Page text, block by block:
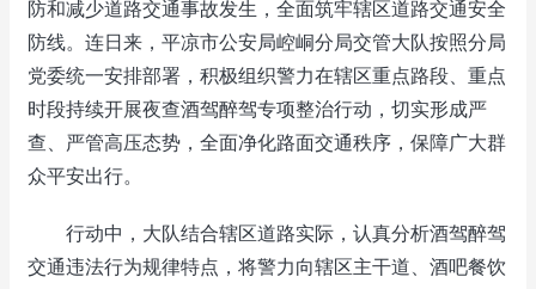
防和减少道路交通事故发生，全面筑牢辖区道路交通安全
防线。连日来，平凉市公安局崆峒分局交管大队按照分局
党委统一安排部署，积极组织警力在辖区重点路段、重点
时段持续开展夜查酒驾醉驾专项整治行动，切实形成严
查、严管高压态势，全面净化路面交通秩序，保障广大群
众平安出行。
行动中，大队结合辖区道路实际，认真分析酒驾醉驾
交通违法行为规律特点，将警力向辖区主干道、酒吧餐饮